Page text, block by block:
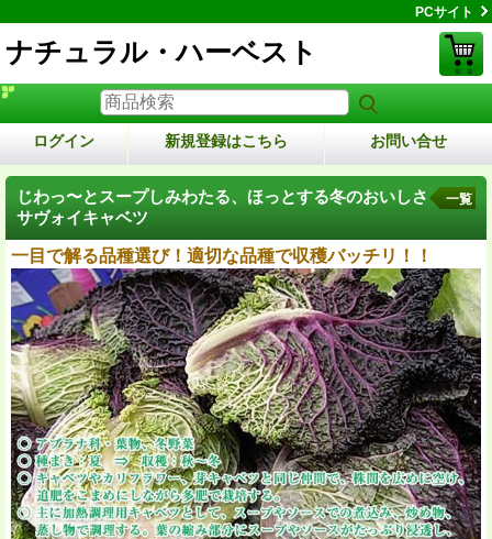
PCサイト
ナチュラル・ハーベスト
ログイン 新規登録はこちら お問い合せ
じわっ〜とスープしみわたる、ほっとする冬のおいしさ
サヴォイキャベツ
一目で解る品種選び！適切な品種で収穫バッチリ！！
一覧